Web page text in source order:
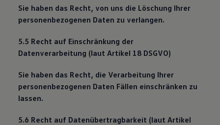
Sie haben das Recht, von uns die Löschung Ihrer
personenbezogenen Daten zu verlangen.
5.5 Recht auf Einschränkung der
Datenverarbeitung (laut Artikel 18 DSGVO)
Sie haben das Recht, die Verarbeitung Ihrer
personenbezogenen Daten Fällen einschränken zu
lassen.
5.6 Recht auf Datenübertragbarkeit (laut Artikel